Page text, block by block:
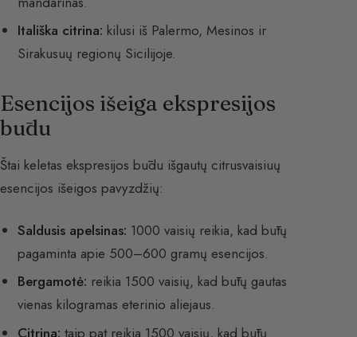
Itališka citrina: kilusi iš Palermo, Mesinos ir
Sirakusuų regionų Sicilijoje.
Esencijos išeiga ekspresijos
būdu
Štai keletas ekspresijos būdu išgautų citrusvaisiuų
esencijos išeigos pavyzdžių:
Saldusis apelsinas: 1000 vaisių reikia, kad būtų
pagaminta apie 500–600 gramų esencijos.
Bergamotė: reikia 1500 vaisių, kad būtų gautas
vienas kilogramas eterinio aliejaus.
Citrina: taip pat reikia 1500 vaisių, kad būtų